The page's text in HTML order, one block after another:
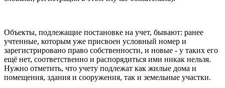
Объекты, подлежащие постановке на учет, бывают: ранее
учтенные, которым уже присвоен условный номер и
зарегистрировано право собственности, и новые - у таких его
ещё нет, соответственно и распорядиться ими никак нельзя.
Нужно отметить, что учету подлежат как жилые дома и
помещения, здания и сооружения, так и земельные участки.